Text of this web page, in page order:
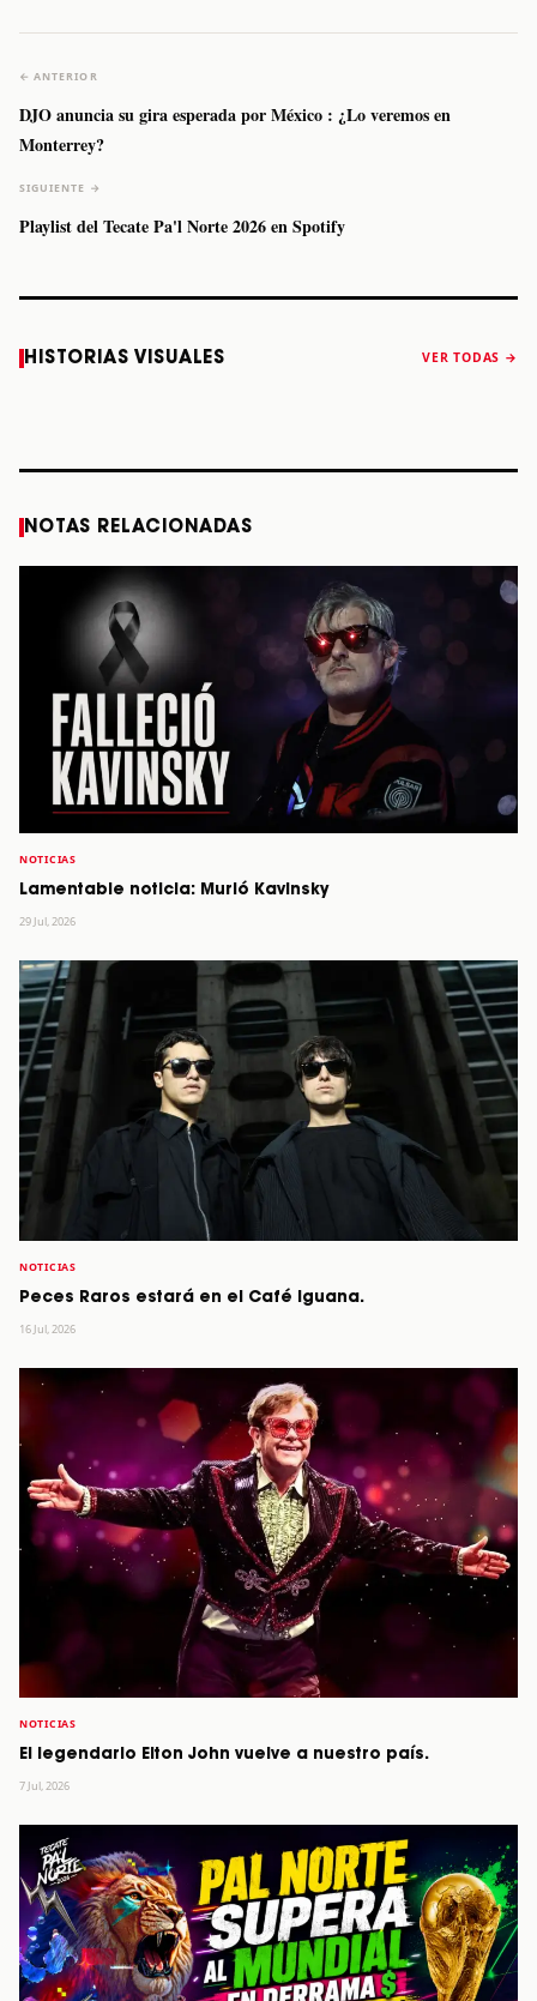
← ANTERIOR
DJO anuncia su gira esperada por México : ¿Lo veremos en
Monterrey?
SIGUIENTE →
Playlist del Tecate Pa'l Norte 2026 en Spotify
HISTORIAS VISUALES VER TODAS →
a Monterrey el
Staiti, guitarrista
anuncia “Reality
NOTAS RELACIONADAS
NOTICIAS
Lamentable noticia: Murió Kavinsky
29 Jul, 2026
NOTICIAS
Peces Raros estará en el Café Iguana.
16 Jul, 2026
NOTICIAS
El legendario Elton John vuelve a nuestro país.
7 Jul, 2026